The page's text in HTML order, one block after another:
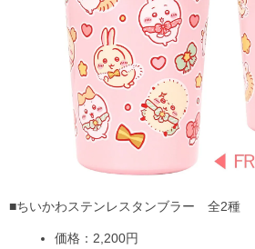
■ちいかわステンレスタンブラー 全2種
価格：2,200円